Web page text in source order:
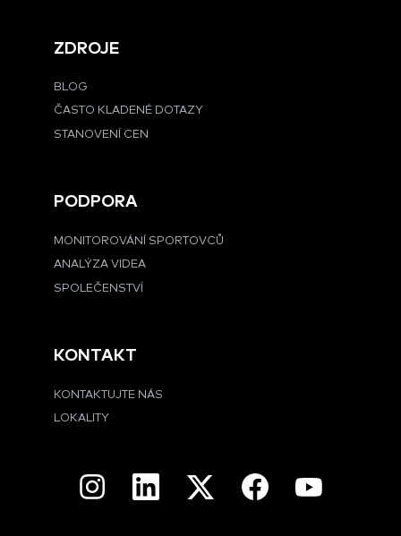
ZDROJE
BLOG
ČASTO KLADENÉ DOTAZY
STANOVENÍ CEN
PODPORA
MONITOROVÁNÍ SPORTOVCŮ
ANALÝZA VIDEA
SPOLEČENSTVÍ
KONTAKT
KONTAKTUJTE NÁS
LOKALITY